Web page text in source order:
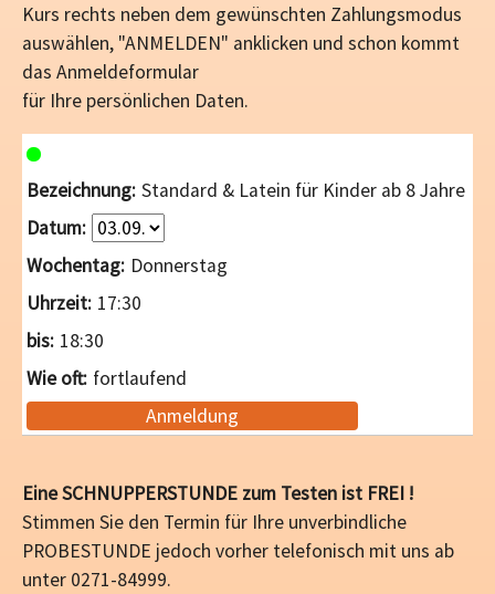
Kurs rechts neben dem gewünschten Zahlungsmodus
auswählen, "ANMELDEN" anklicken und schon kommt
das Anmeldeformular
für Ihre persönlichen Daten.
Standard & Latein für Kinder ab 8 Jahre
Donnerstag
17:30
18:30
fortlaufend
Anmeldung
Eine SCHNUPPERSTUNDE zum Testen ist FREI !
Stimmen Sie den Termin für Ihre unverbindliche
PROBESTUNDE jedoch vorher telefonisch mit uns ab
unter 0271-84999.